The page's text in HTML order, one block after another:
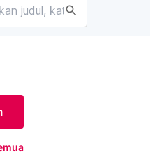
search